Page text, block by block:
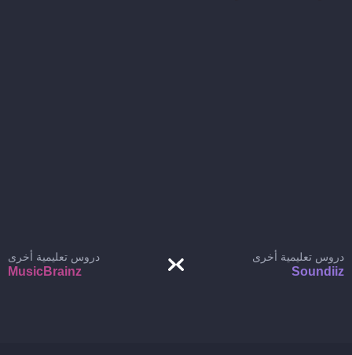
دروس تعليمية أخرى
Soundiiz
دروس تعليمية أخرى
MusicBrainz